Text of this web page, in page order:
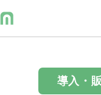
導入・